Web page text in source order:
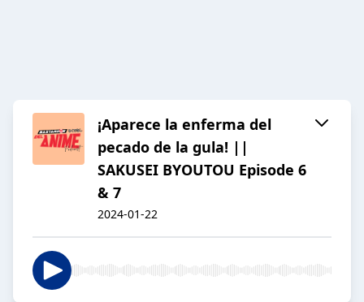
¡Aparece la enferma del
pecado de la gula! ||
SAKUSEI BYOUTOU Episode 6
& 7
2024-01-22